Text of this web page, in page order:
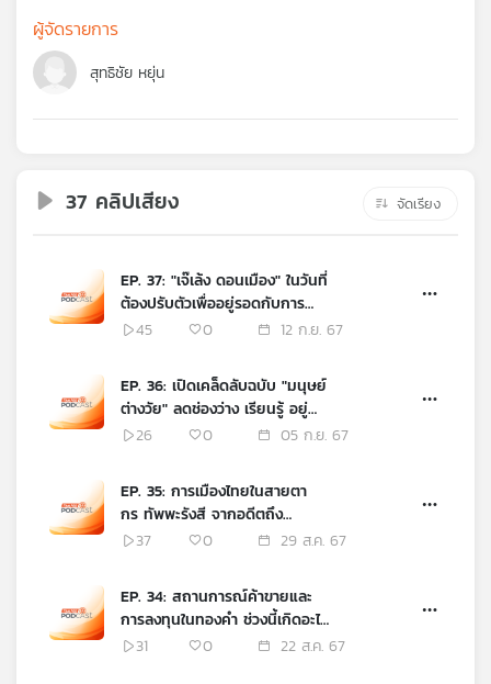
สต์
ของ
คุณ
ผู้จัดรายการ
สุทธิชัย หยุ่น
37 คลิปเสียง จัดเรียง
EP. 37: "เจ๊เล้ง ดอนเมือง" ในวันที่
ต้องปรับตัวเพื่ออยู่รอดกับการ
ค้าขายยุคใหม่
45 0 12 ก.ย. 67
EP. 36: เปิดเคล็ดลับฉบับ "มนุษย์
ต่างวัย" ลดช่องว่าง เรียนรู้ อยู่
ร่วมกัน
26 0 05 ก.ย. 67
EP. 35: การเมืองไทยในสายตา
กร ทัพพะรังสี จากอดีตถึง
ปัจจุบัน
37 0 29 ส.ค. 67
EP. 34: สถานการณ์ค้าขายและ
การลงทุนในทองคำ ช่วงนี้เกิดอะไร
ขึ้น ?
31 0 22 ส.ค. 67